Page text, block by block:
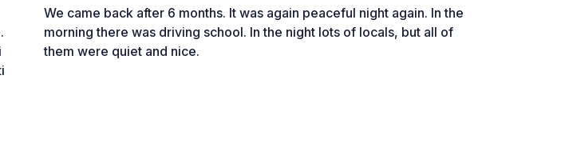
We came back after 6 months. It was again peaceful night again. In the
morning there was driving school. In the night lots of locals, but all of
them were quiet and nice.